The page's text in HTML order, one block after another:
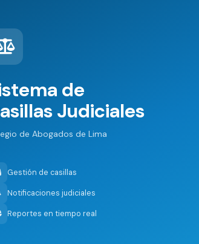
de
Judiciales
de Abogados de Lima
Gestión de casillas
Notificaciones judiciales
Reportes en tiempo real